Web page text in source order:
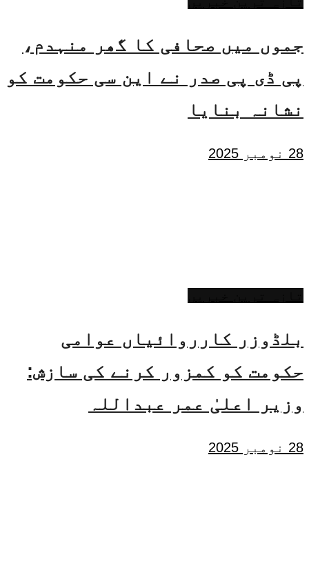
جموں میں صحافی کا گھر منہدم،
پی ڈی پی صدر نے این سی حکومت کو
نشانہ بنایا
28 نومبر 2025
بلڈوزر کارروائیاں عوامی
حکومت کو کمزور کرنے کی سازش:
وزیر اعلیٰ عمر عبداللہ
28 نومبر 2025